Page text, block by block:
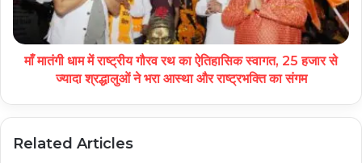
माँ मातंगी धाम में राष्ट्रीय गौरव रथ का ऐतिहासिक स्वागत, 25 हजार से
ज्यादा श्रद्धालुओं ने भरा आस्था और राष्ट्रभक्ति का संगम
Related Articles